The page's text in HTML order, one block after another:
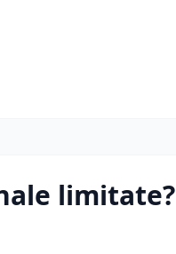
limitate?